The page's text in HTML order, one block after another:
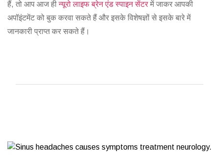
हैं, तो आप आज हीन्यूरो लाइफ ब्रेन एंड स्पाइन सेंटर में जाकर आपकी
अपॉइंटमेंट को बुक करवा सकते हैं और इसके विशेषज्ञों से इसके बारे में
जानकारी प्राप्त कर सकते हैं।